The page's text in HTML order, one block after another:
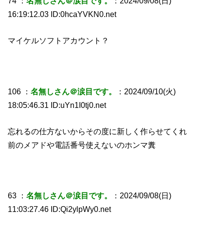
16:19:12.03 ID:0hcaYVKN0.net
マイケルソフトアカウント？
106 ：名無しさん＠涙目です。
：2024/09/10(火)
18:05:46.31 ID:uYn1I0tj0.net
忘れるの仕方ないからその度に新しく作らせてくれ
前のメアドや電話番号使えないのホンマ糞
63 ：名無しさん＠涙目です。
：2024/09/08(日)
11:03:27.46 ID:Qi2ylpWy0.net